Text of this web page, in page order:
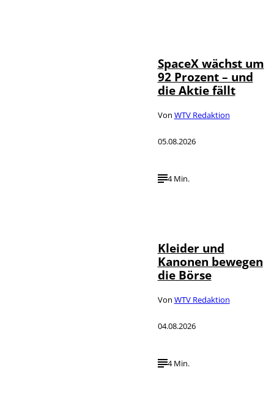
SpaceX wächst um
92 Prozent – und
die Aktie fällt
Von WTV Redaktion
05.08.2026
4 Min.
Kleider und
Kanonen bewegen
die Börse
Von WTV Redaktion
04.08.2026
4 Min.